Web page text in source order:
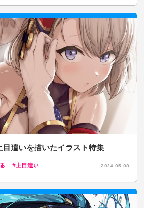
遣いを描いたイラスト特集
上目遣い 2024.05.08